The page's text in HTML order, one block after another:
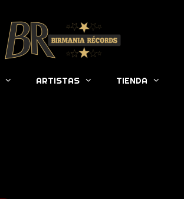
ARTISTAS TIENDA